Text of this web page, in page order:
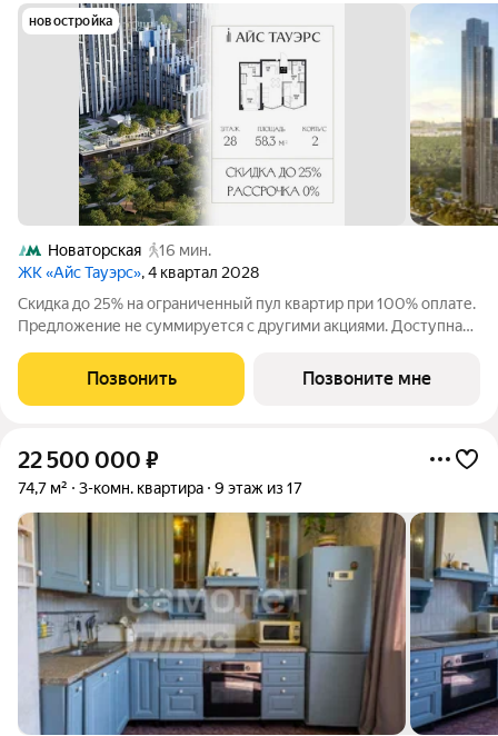
новостройка
Новаторская
16 мин.
ЖК «Айс Тауэрс», 4 квартал 2028
Скидка до 25% на ограниченный пул квартир при 100% оплате.
Предложение не суммируется с другими акциями. Доступна
комнатная квартира 58.3 м на 28 этаже в премиальном ЖК
«Айс Тауэрс» (ЗАО Москвы,
Позвонить Позвоните мне
22 500 000 ₽
74,7 м² 3-комн. квартира 9 этаж из 17